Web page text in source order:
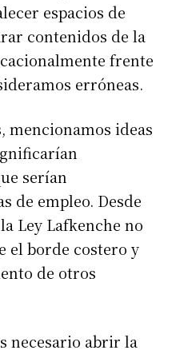
espacios de
contenidos de la
frente
erróneas.
mencionamos ideas
serían
de empleo. Desde
Ley Lafkenche no
el borde costero y
de otros
necesario abrir la